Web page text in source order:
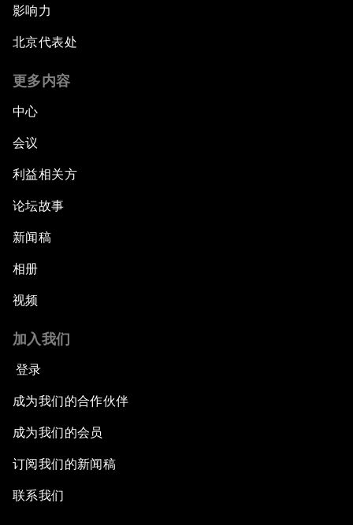
影响力
北京代表处
更多内容
中心
会议
利益相关方
论坛故事
新闻稿
相册
视频
加入我们
登录
成为我们的合作伙伴
成为我们的会员
订阅我们的新闻稿
联系我们